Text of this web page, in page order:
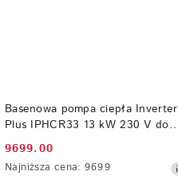
Basenowa pompa ciepła Inverter
Plus IPHCR33 13 kW 230 V do
poj. 55 m3 Fairland
Cena
promocyjna:
9699.00
Najniższa
Najniższa cena: 9699
DO KOSZYKA